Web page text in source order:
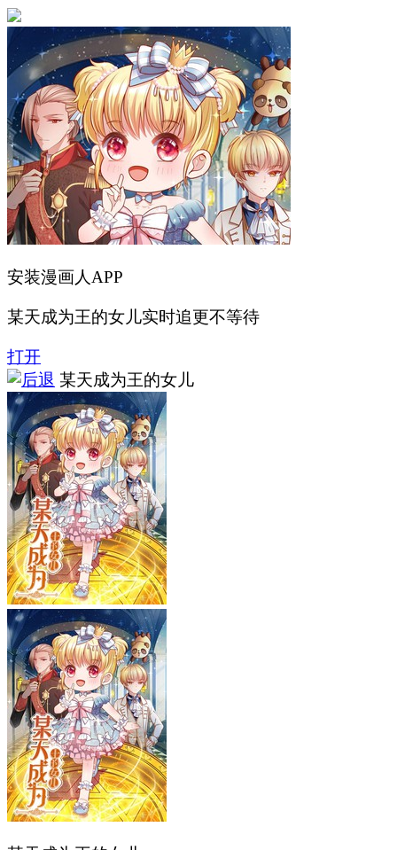
安装漫画人APP
某天成为王的女儿实时追更不等待
打开
某天成为王的女儿